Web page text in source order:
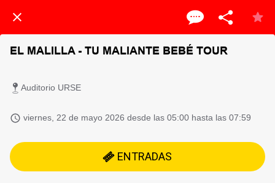
EL MALILLA - TU MALIANTE BEBÉ TOUR
Auditorio URSE
viernes, 22 de mayo 2026 desde las 05:00 hasta las 07:59
ENTRADAS